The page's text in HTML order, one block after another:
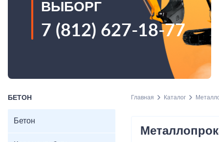
ВЫБОРГ
7 (812) 627-18-77
БЕТОН
Бетон
Главная Каталог